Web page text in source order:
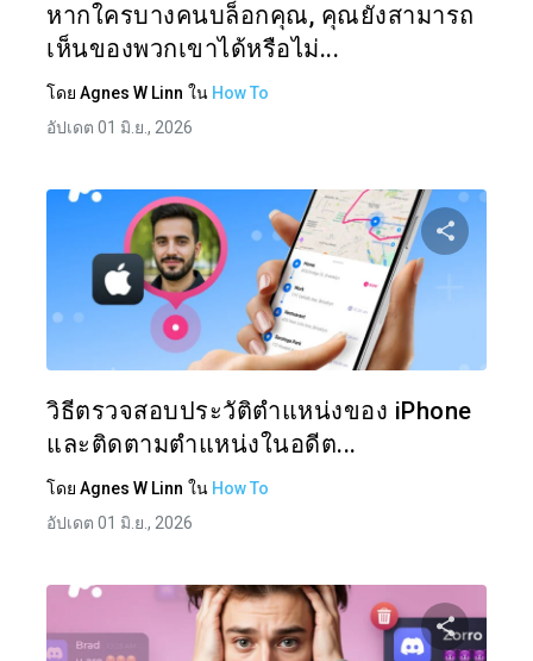
หากใครบางคนบล็อกคุณ, คุณยังสามารถ
เห็นของพวกเขาได้หรือไม่...
โดย Agnes W Linn ใน How To
อัปเดต 01 มิ.ย., 2026
วิธีตรวจสอบประวัติตำแหน่งของ iPhone
และติดตามตำแหน่งในอดีต...
โดย Agnes W Linn ใน How To
อัปเดต 01 มิ.ย., 2026